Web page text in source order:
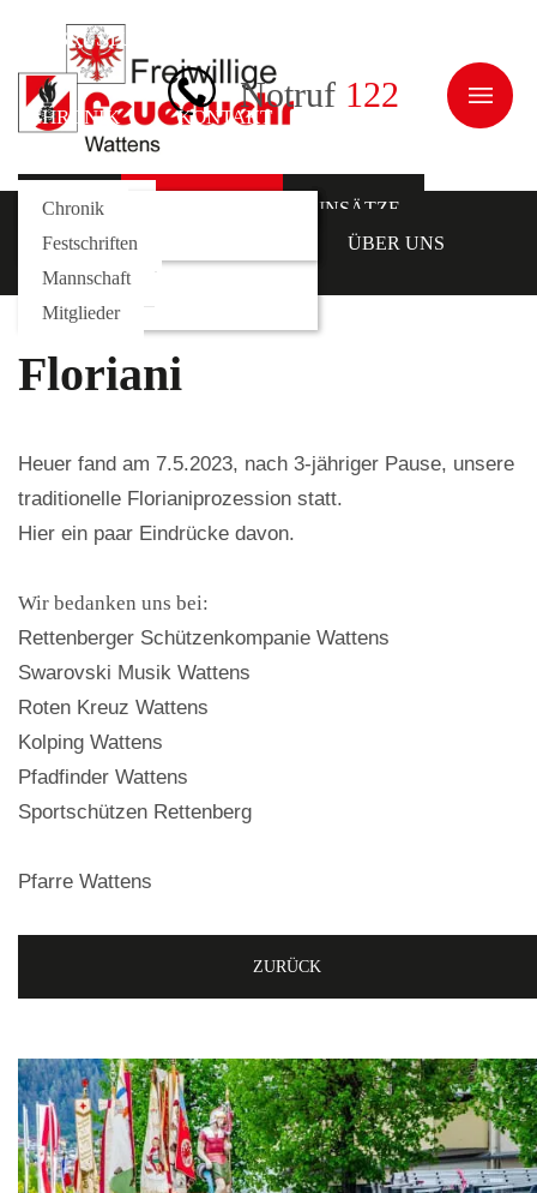
AUSRÜSTUNG
CHRONIK KONTAKT
Notruf 122
NEWS
Galerie
EINSÄTZE
AUSRÜSTUNG
Fahrzeuge
Rollcontainer
ÜBER UNS
Kommando
Funktionäre
Mannschaft
Mitglieder
CHRONIK
Chronik
Festschriften
Floriani
Heuer fand am 7.5.2023, nach 3-jähriger Pause, unsere
traditionelle Florianiprozession statt.
Hier ein paar Eindrücke davon.
Wir bedanken uns bei:
Rettenberger Schützenkompanie Wattens
Swarovski Musik Wattens
Roten Kreuz Wattens
Kolping Wattens
Pfadfinder Wattens
Sportschützen Rettenberg
Pfarre Wattens
ZURÜCK